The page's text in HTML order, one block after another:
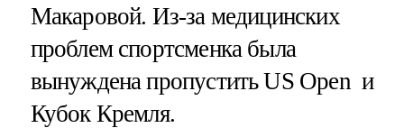
Макаровой. Из-за медицинских
проблем спортсменка была
вынуждена пропустить US Open и
Кубок Кремля.